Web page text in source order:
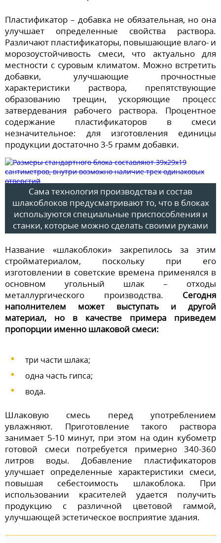
Пластификатор – добавка не обязательная, но она
улучшает определенные свойства раствора.
Различают пластификаторы, повышающие влаго- и
морозоустойчивость смеси, что актуально для
местности с суровым климатом. Можно встретить
добавки, улучшающие прочностные
характеристики раствора, препятствующие
образованию трещин, ускоряющие процесс
затвердевания рабочего раствора. Процентное
содержание пластификаторов в смеси
незначительное: для изготовления единицы
продукции достаточно 3-5 грамм добавки.
Сама технология производства и состав
шлакоблоков предусматривают то, что в блоках
используются специальные приспособления и
станки, которые можно сделать своими руками
Название «шлакоблоки» закрепилось за этим
стройматериалом, поскольку при его
изготовлении в советские времена применялся в
основном угольный шлак – отходы
металлургического производства. Сегодня
наполнителем может выступать и другой
материал, но в качестве примера приведем
пропорции именно шлаковой смеси:
три части шлака;
одна часть гипса;
вода.
Шлаковую смесь перед употреблением
увлажняют. Приготовление такого раствора
занимает 5-10 минут, при этом на один кубометр
готовой смеси потребуется примерно 340-360
литров воды. Добавление пластификаторов
улучшает определенные характеристики смеси,
повышая себестоимость шлакоблока. При
использовании красителей удается получить
продукцию с различной цветовой гаммой,
улучшающей эстетическое восприятие здания.